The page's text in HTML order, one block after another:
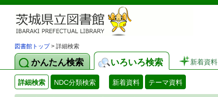
図書館トップ> 詳細検索
かんたん検索 いろいろ検索 新着資料
詳細検索 NDC分類検索 新着資料 テーマ資料